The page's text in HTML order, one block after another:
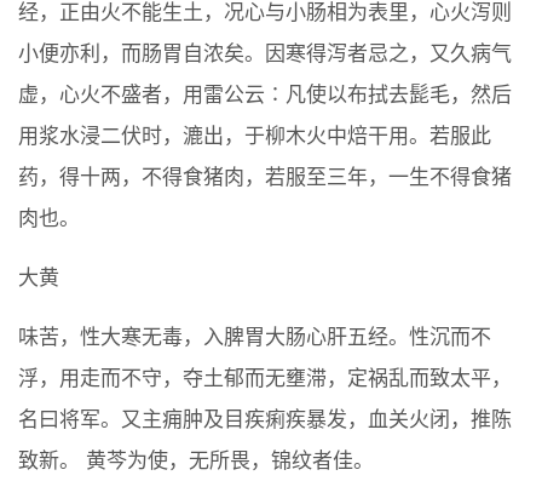
经，正由火不能生土，况心与小肠相为表里，心火泻则
小便亦利，而肠胃自浓矣。因寒得泻者忌之，又久病气
虚，心火不盛者，用雷公云∶凡使以布拭去髭毛，然后
用浆水浸二伏时，漉出，于柳木火中焙干用。若服此
药，得十两，不得食猪肉，若服至三年，一生不得食猪
肉也。
大黄
味苦，性大寒无毒，入脾胃大肠心肝五经。性沉而不
浮，用走而不守，夺土郁而无壅滞，定祸乱而致太平，
名曰将军。又主痈肿及目疾痢疾暴发，血关火闭，推陈
致新。 黄芩为使，无所畏，锦纹者佳。